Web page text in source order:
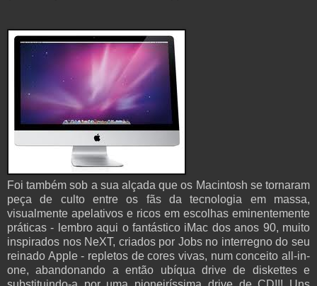
Foi também sob a sua alçada que os Macintosh se tornaram
peça de culto entre os fãs da tecnologia em massa,
visualmente apelativos e ricos em escolhas eminentemente
práticas - lembro aqui o fantástico iMac dos anos 90, muito
inspirados nos NeXT, criados por Jobs no interregno do seu
reinado Apple - repletos de cores vivas, num conceito all-in-
one, abandonando a então ubíqua drive de diskettes e